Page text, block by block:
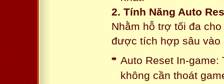
2. Tính Năng Auto
Nhằm hỗ trợ tối đa
được tích hợp sâu vào
Auto Reset In-game:
không cần thoát